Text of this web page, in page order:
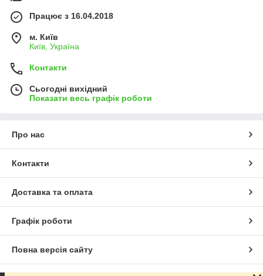
Працює з 16.04.2018
м. Київ
Київ, Україна
Контакти
Сьогодні вихідний
Показати весь графік роботи
Про нас
Контакти
Доставка та оплата
Графік роботи
Повна версія сайту